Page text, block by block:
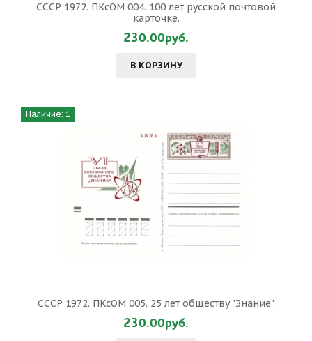
СССР 1972. ПКсОМ 004. 100 лет русской почтовой
карточке.
230.00руб.
В КОРЗИНУ
Наличие: 1
СССР 1972. ПКсОМ 005. 25 лет обществу "Знание".
230.00руб.